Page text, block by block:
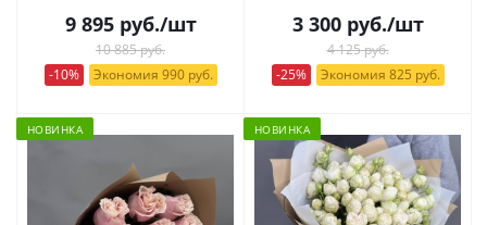
9 895руб./шт
10 885 руб.
-10%
Экономия 990 руб.
3 300руб./шт
4 125 руб.
-25%
Экономия 825 руб.
НОВИНКА НОВИНКА